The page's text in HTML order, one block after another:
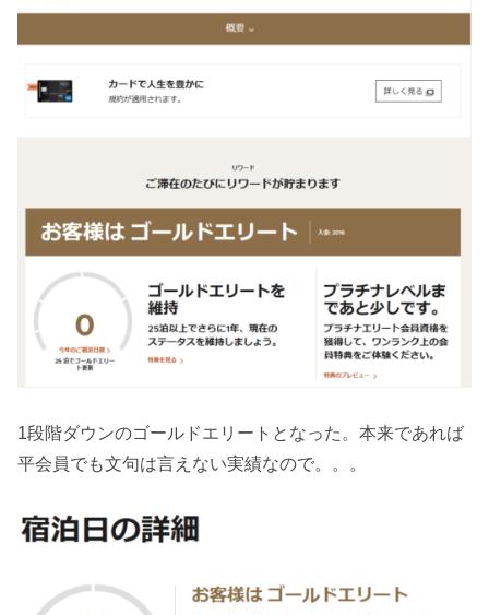
1段階ダウンのゴールドエリートとなった。本来であれば
平会員でも文句は言えない実績なので。。。